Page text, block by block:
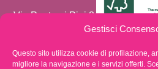
Gestisci
Questo sito utilizza cookie di profilazione,
migliore la navigazione e i servizi offerti.
Via Ponte ai Pini 8
Spianate
Altopascio